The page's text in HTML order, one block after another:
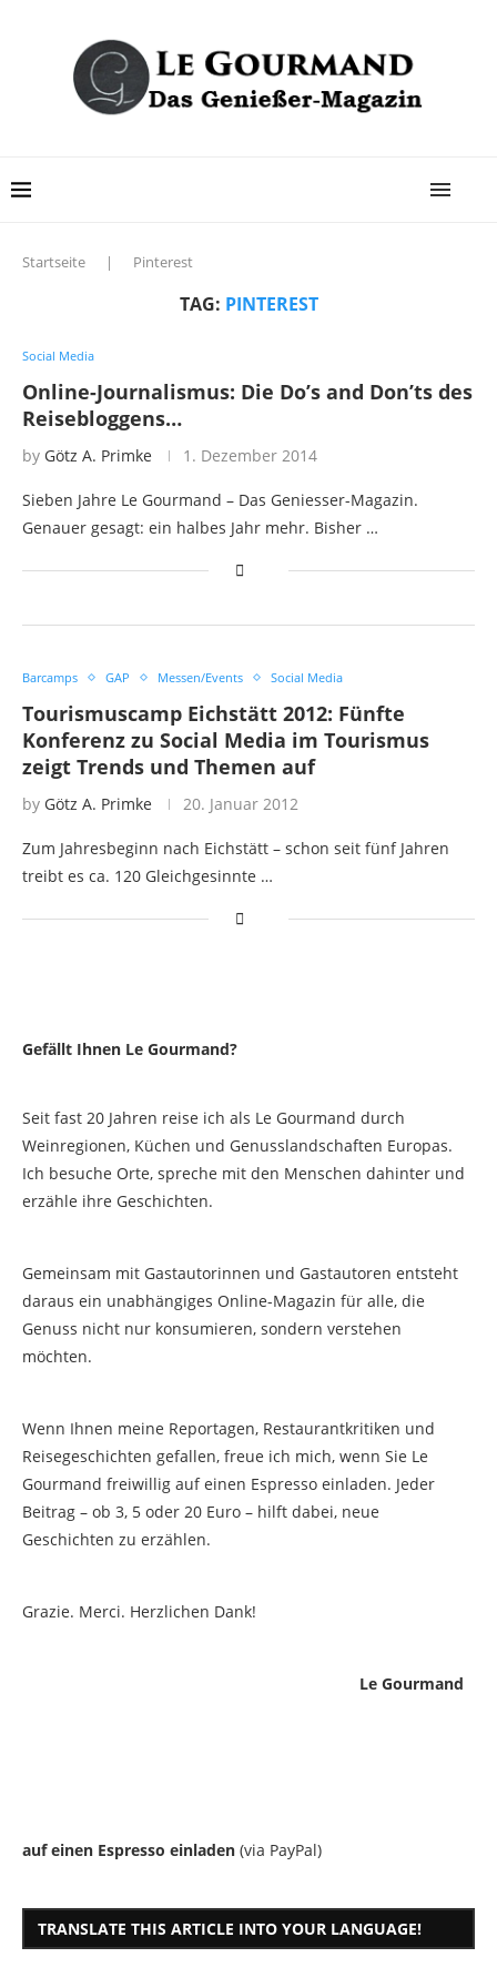
Startseite | Pinterest
TAG: PINTEREST
Social Media
Online-Journalismus: Die Do’s and Don’ts des
Reisebloggens…
by Götz A. Primke 1. Dezember 2014
Sieben Jahre Le Gourmand – Das Geniesser-Magazin.
Genauer gesagt: ein halbes Jahr mehr. Bisher …
Barcamps GAP Messen/Events Social Media
Tourismuscamp Eichstätt 2012: Fünfte
Konferenz zu Social Media im Tourismus
zeigt Trends und Themen auf
by Götz A. Primke 20. Januar 2012
Zum Jahresbeginn nach Eichstätt – schon seit fünf Jahren
treibt es ca. 120 Gleichgesinnte …
Gefällt Ihnen Le Gourmand?
Seit fast 20 Jahren reise ich als Le Gourmand durch
Weinregionen, Küchen und Genusslandschaften Europas.
Ich besuche Orte, spreche mit den Menschen dahinter und
erzähle ihre Geschichten.
Gemeinsam mit Gastautorinnen und Gastautoren entsteht
daraus ein unabhängiges Online-Magazin für alle, die
Genuss nicht nur konsumieren, sondern verstehen
möchten.
Wenn Ihnen meine Reportagen, Restaurantkritiken und
Reisegeschichten gefallen, freue ich mich, wenn Sie Le
Gourmand freiwillig auf einen Espresso einladen. Jeder
Beitrag – ob 3, 5 oder 20 Euro – hilft dabei, neue
Geschichten zu erzählen.
Grazie. Merci. Herzlichen Dank!
Le Gourmand
auf einen Espresso einladen (via PayPal)
TRANSLATE THIS ARTICLE INTO YOUR LANGUAGE!